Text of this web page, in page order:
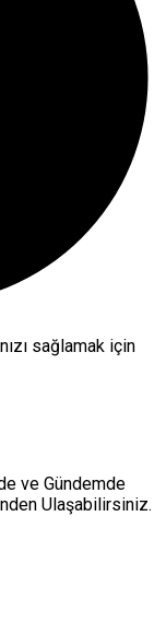
sağlamak için
ve Gündemde
Ulaşabilirsiniz.